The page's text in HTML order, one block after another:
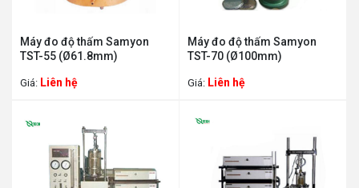
Máy đo độ thấm Samyon
TST-55 (Ø61.8mm)
Giá: Liên hệ
Máy đo độ thấm Samyon
TST-70 (Ø100mm)
Giá: Liên hệ